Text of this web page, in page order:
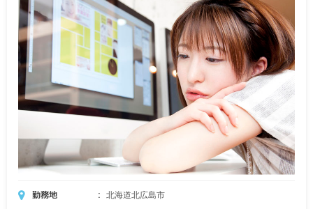
勤務地 北海道北広島市